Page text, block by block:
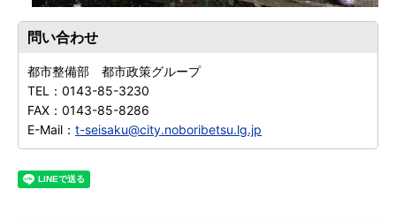
問い合わせ
都市整備部 都市政策グループ
TEL： 0143-85-3230
FAX： 0143-85-8286
E-Mail： t-seisaku@city.noboribetsu.lg.jp